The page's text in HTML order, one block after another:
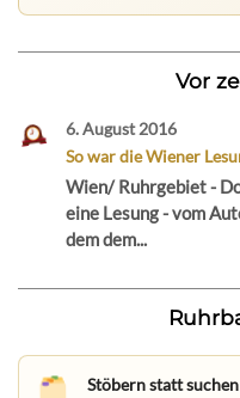
Vor
6. August 2016
So war die Wiener
Wien/ Ruhrgebiet -
eine Lesung - vom
dem dem...
Stöbern statt suchen